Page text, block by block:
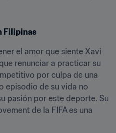
Filipinas
el amor que siente Xavi
renunciar a practicar su
por culpa de una
episodio de su vida no
pasión por este deporte. Su
de la FIFA es una